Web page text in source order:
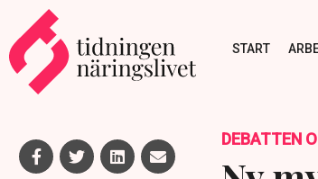
START
DEBATTEN